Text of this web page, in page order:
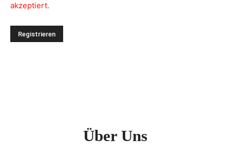
akzeptiert.
Über Uns